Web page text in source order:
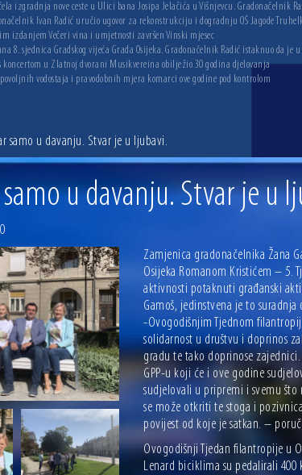
izgradnja nove ceste u Ulici bana Josipa Jelačića u Višnjevcu. Gradonačelnik
Ivan Radić uručio ugovor za rekonstrukciju i dogradnju OŠ Jagode
izdanjem Večeri vina i umjetnosti završen Vinski mjesec
8. sjednica Gradskog vijeća Grada Osijeka. Gradonačelnik Radić istaknuo da
koncertom u Zlatnoj dvorani Musikvereina obilježio 30 godina djelovanja
vodostaja i pravodobnih mjera komarci ove godine pod kontrolom
samo u davanju. Stvar je u ljubavi.
u davanju. Stvar je u
Zamjenica gradonačelnika Žana
Osijeka Romanom Kristićem –
aktivnosti potaknuti građanski
Gamoš, jedinstvena je to
-Ovogodišnjim Tjednom
solidarnost u društvu i doprinos
gradu te tako doprinose
GPP-u koji će i ove godine
sudjelovali u pripremi i svemu
se može otkriti te stoga i
povijest od koje je satkan. –
Ovogodišnji Tjedan filantropije u
Lenard biciklima su pedalirali